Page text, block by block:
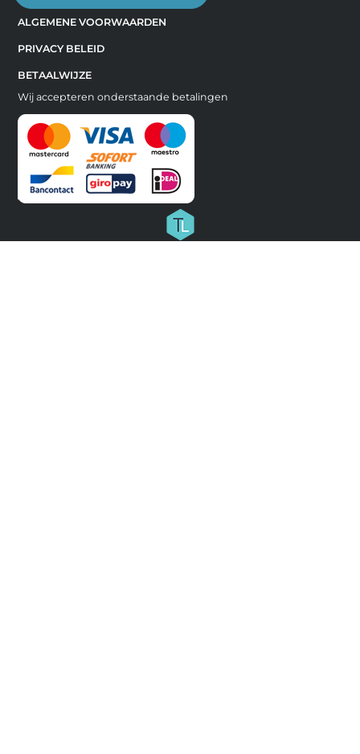
ALGEMENE VOORWAARDEN
PRIVACY BELEID
BETAALWIJZE
Wij accepteren onderstaande betalingen